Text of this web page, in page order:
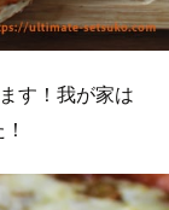
す！我が家は